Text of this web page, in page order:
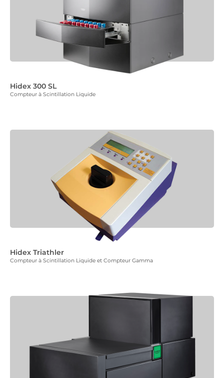
Hidex 300 SL
Compteur à Scintillation Liquide
Hidex Triathler
Compteur à Scintillation Liquide et Compteur Gamma